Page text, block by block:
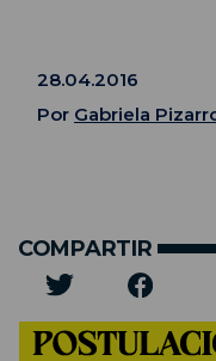
28.04.2016
Por Gabriela
COMPARTIR